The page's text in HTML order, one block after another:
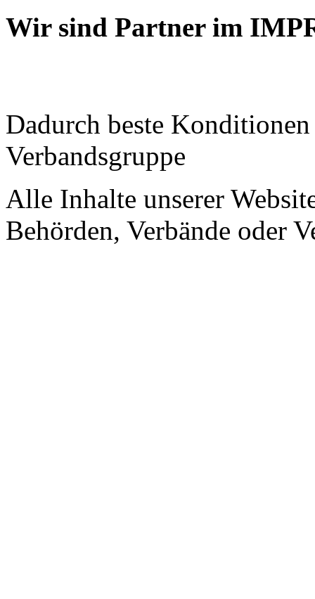
Wir sind Partner im
Dadurch beste
Verbandsgruppe
Alle Inhalte unserer
Behörden, Verbände oder